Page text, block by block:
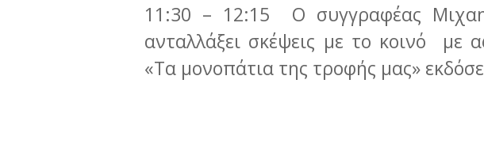
11:30 – 12:15 Ο συγγραφέας
ανταλλάξει σκέψεις με το κοινό με
«Τα μονοπάτια της τροφής μας»